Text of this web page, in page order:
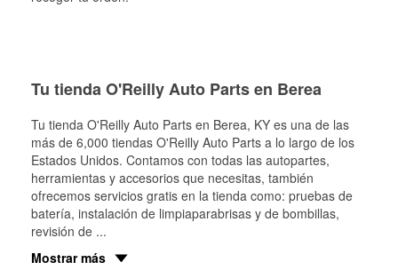
Tu tienda O'Reilly Auto Parts en Berea
Tu tienda O'Reilly Auto Parts en Berea, KY es una de las
más de 6,000 tiendas O'Reilly Auto Parts a lo largo de los
Estados Unidos. Contamos con todas las autopartes,
herramientas y accesorios que necesitas, también
ofrecemos servicios gratis en la tienda como: pruebas de
batería, instalación de limpiaparabrisas y de bombillas,
revisión de ...
Mostrar más